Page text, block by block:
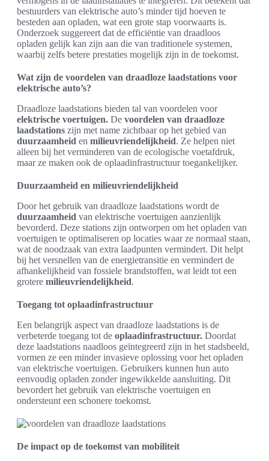
bestuurders van elektrische auto’s minder tijd hoeven te
besteden aan opladen, wat een grote stap voorwaarts is.
Onderzoek suggereert dat de efficiëntie van draadloos
opladen gelijk kan zijn aan die van traditionele systemen,
waarbij zelfs betere prestaties mogelijk zijn in de toekomst.
Wat zijn de voordelen van draadloze laadstations voor
elektrische auto’s?
Draadloze laadstations bieden tal van voordelen voor
elektrische voertuigen. De voordelen van draadloze
laadstations zijn met name zichtbaar op het gebied van
duurzaamheid en milieuvriendelijkheid. Ze helpen niet
alleen bij het verminderen van de ecologische voetafdruk,
maar ze maken ook de oplaadinfrastructuur toegankelijker.
Duurzaamheid en milieuvriendelijkheid
Door het gebruik van draadloze laadstations wordt de
duurzaamheid van elektrische voertuigen aanzienlijk
bevorderd. Deze stations zijn ontworpen om het opladen van
voertuigen te optimaliseren op locaties waar ze normaal staan,
wat de noodzaak van extra laadpunten vermindert. Dit helpt
bij het versnellen van de energietransitie en vermindert de
afhankelijkheid van fossiele brandstoffen, wat leidt tot een
grotere milieuvriendelijkheid.
Toegang tot oplaadinfrastructuur
Een belangrijk aspect van draadloze laadstations is de
verbeterde toegang tot de oplaadinfrastructuur. Doordat
deze laadstations naadloos geïntegreerd zijn in het stadsbeeld,
vormen ze een minder invasieve oplossing voor het opladen
van elektrische voertuigen. Gebruikers kunnen hun auto
eenvoudig opladen zonder ingewikkelde aansluiting. Dit
bevordert het gebruik van elektrische voertuigen en
ondersteunt een schonere toekomst.
De impact op de toekomst van mobiliteit